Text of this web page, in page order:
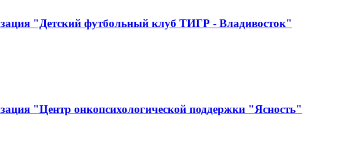
"Детский футбольный клуб ТИГР - Владивосток"
"Центр онкопсихологической поддержки "Ясность"